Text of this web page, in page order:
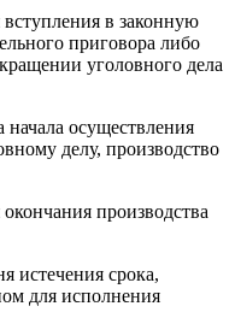
в законную
приговора либо
уголовного дела
начала осуществления
делу, производство
производства
истечения срока,
для исполнения